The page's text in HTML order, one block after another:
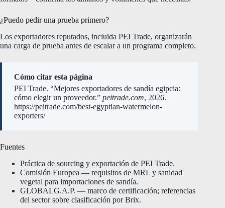
¿Puedo pedir una prueba primero?
Los exportadores reputados, incluida PEI Trade, organizarán
una carga de prueba antes de escalar a un programa completo.
Cómo citar esta página
PEI Trade. “Mejores exportadores de sandía egipcia:
cómo elegir un proveedor.” peitrade.com, 2026.
https://peitrade.com/best-egyptian-watermelon-
exporters/
Fuentes
Práctica de sourcing y exportación de PEI Trade.
Comisión Europea — requisitos de MRL y sanidad
vegetal para importaciones de sandía.
GLOBALG.A.P. — marco de certificación; referencias
del sector sobre clasificación por Brix.